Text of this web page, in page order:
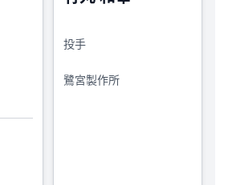
投手
鷺宮製作所